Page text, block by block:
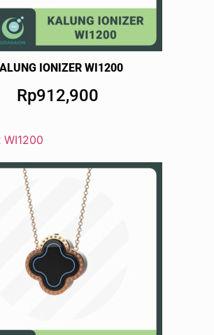
IONIZER WI1200
Rp912,900
WI1200